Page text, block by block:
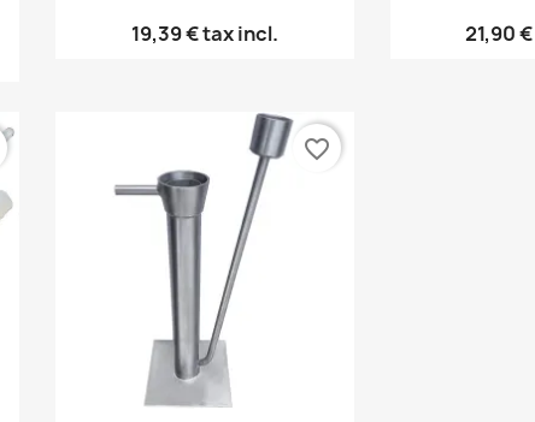
19,39 €tax incl.
21,90 €
favorite_border